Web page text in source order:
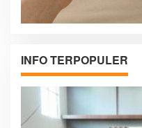
INFO TERPOPULER